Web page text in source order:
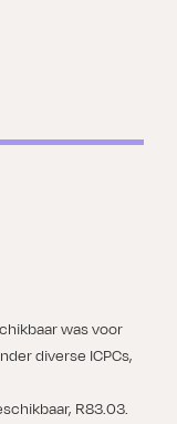
was voor
diverse ICPCs,
R83.03.